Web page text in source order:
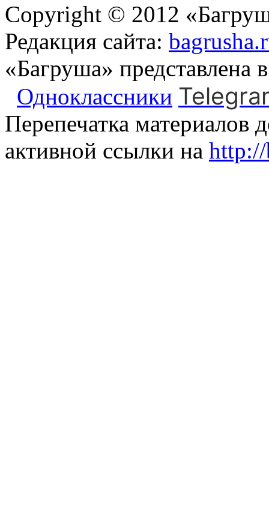
Copyright © 2012
Редакция сайта:
«Багруша» представлена
Одноклассники
Перепечатка материалов
активной ссылки на http://